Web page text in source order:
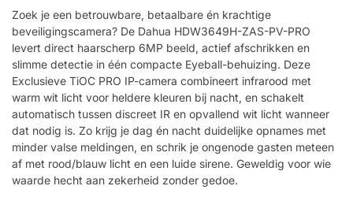
Zoek je een betrouwbare, betaalbare én krachtige
beveiligingscamera? De Dahua HDW3649H-ZAS-PV-PRO
levert direct haarscherp 6MP beeld, actief afschrikken en
slimme detectie in één compacte Eyeball-behuizing. Deze
Exclusieve TiOC PRO IP-camera combineert infrarood met
warm wit licht voor heldere kleuren bij nacht, en schakelt
automatisch tussen discreet IR en opvallend wit licht wanneer
dat nodig is. Zo krijg je dag én nacht duidelijke opnames met
minder valse meldingen, en schrik je ongenode gasten meteen
af met rood/blauw licht en een luide sirene. Geweldig voor wie
waarde hecht aan zekerheid zonder gedoe.